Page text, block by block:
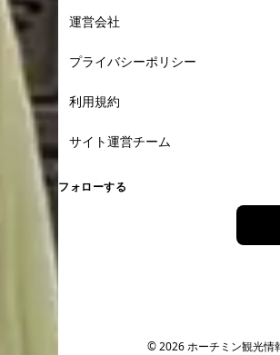
運営会社
プライバシーポリシー
利用規約
サイト運営チーム
フォローする
© 2026 ホーチミン観光情